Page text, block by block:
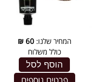
המחיר שלנו:60
₪
כולל משלוח
הוסף לסל